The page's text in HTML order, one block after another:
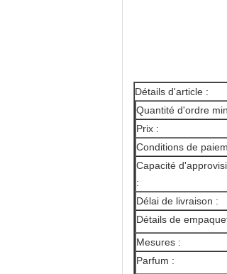
Détails d'article :
Quantité d'ordre
Prix :
Conditions de
Capacité
:
Délai de livraison :
Détails de
Mesures :
Parfum :